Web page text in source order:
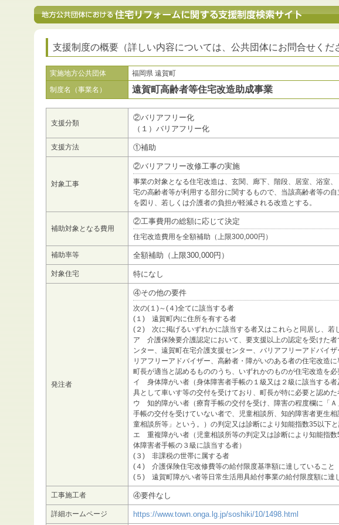
支援制度の概要（詳しい内容については、公共団体にお問合せくだ
実施地方公共団体
福岡県 遠賀町
制度名（事業名）
遠賀町高齢者等住宅改造助成事業
支援分類
②バリアフリー化
（１）バリアフリー化
支援方法 ①補助
対象工事
②バリアフリー改修工事の実施
事業の対象となる住宅改造は、玄関、廊下、階段、居室、浴室
宅の高齢者等が利用する部分に関するもので、当該高齢者等の
を図り、若しくは介護者の負担が軽減される改造とする。
補助対象となる費用
②工事費用の総額に応じて決定
住宅改造費用を全額補助（上限300,000円）
補助率等 全額補助（上限300,000円）
対象住宅 特になし
発注者
④その他の要件
次の(１)～(４)全てに該当する者
(１) 遠賀町内に住所を有する者
(２) 次に掲げるいずれかに該当する者又はこれらと同居し、若
ア 介護保険要介護認定において、要支援以上の認定を受けた者
ンター、遠賀町在宅介護支援センター、バリアフリーアドバイ
リアフリーアドバイザー、高齢者・障がいのある者の住宅改造
町長が適当と認めるもののうち、いずれかのものが住宅改造を
イ 身体障がい者（身体障害者手帳の１級又は２級に該当する者
具として車いす等の交付を受けており、町長が特に必要と認めた
ウ 知的障がい者（療育手帳の交付を受け、障害の程度欄に「
手帳の交付を受けていない者で、児童相談所、知的障害者更生
童相談所等」という。）の判定又は診断により知能指数35以下と
エ 重複障がい者（児童相談所等の判定又は診断により知能指
体障害者手帳の３級に該当する者）
(３) 非課税の世帯に属する者
(４) 介護保険住宅改修費等の給付限度基準額に達していること
(５) 遠賀町障がい者等日常生活用具給付事業の給付限度額に達
工事施工者 ④要件なし
詳細ホームページ https://www.town.onga.lg.jp/soshiki/10/1498.html